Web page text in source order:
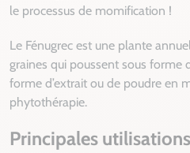
le processus de momification !
Le Fénugrec est une plante
graines qui poussent sous forme
forme d’extrait ou de poudre en
phytothérapie.
Principales utilisations